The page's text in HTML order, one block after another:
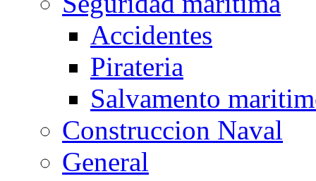
Accidentes
Pirateria
Salvamento
Construccion Naval
General